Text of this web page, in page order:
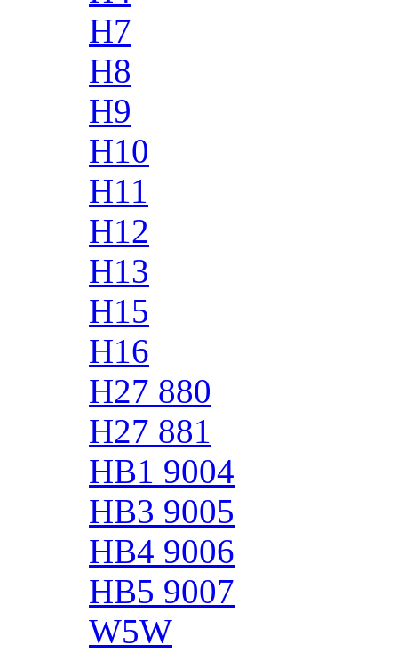
H7
H8
H9
H10
H11
H12
H13
H15
H16
H27 880
H27 881
HB1 9004
HB3 9005
HB4 9006
HB5 9007
W5W